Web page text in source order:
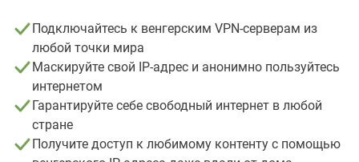
Подключайтесь к венгерским VPN-серверам из
любой точки мира
Маскируйте свой IP-адрес и анонимно пользуйтесь
интернетом
Гарантируйте себе свободный интернет в любой
стране
Получите доступ к любимому контенту с помощью